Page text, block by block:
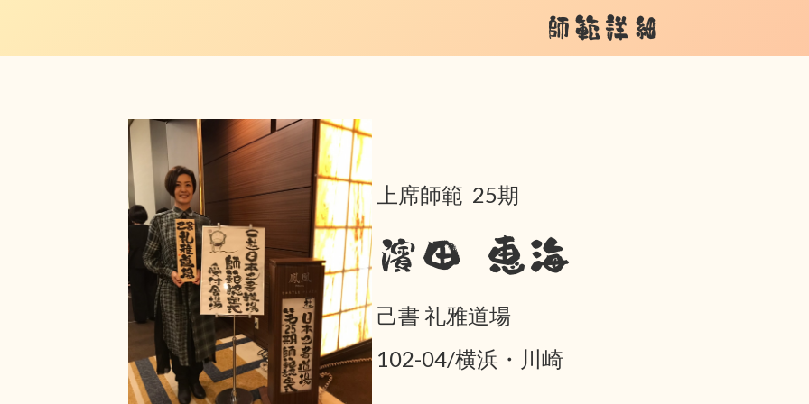
師範詳細
上席師範 25期
濱田 恵海
己書 礼雅道場
102-04/横浜・川崎